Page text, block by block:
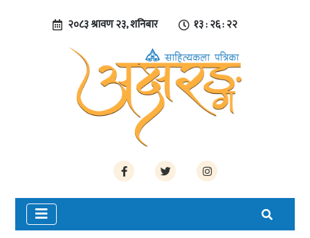
२०८३ श्रावण २३, शनिबार १३ : २६ : २२